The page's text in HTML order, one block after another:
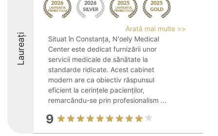
Laureați
Arată mai multe >>
Situat în Constanța, N'oely Medical
Center este dedicat furnizării unor
servicii medicale de sănătate la
standarde ridicate. Acest cabinet
modern are ca obiectiv răspunsul
eficient la cerințele pacienților,
remarcându-se prin profesionalism ...
9